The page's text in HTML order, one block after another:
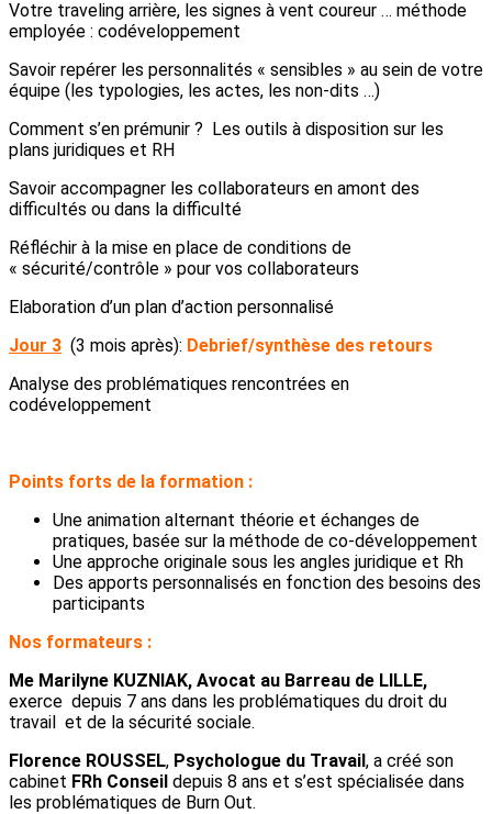
Votre traveling arrière, les signes à vent coureur … méthode
employée : codéveloppement
Savoir repérer les personnalités « sensibles » au sein de votre
équipe (les typologies, les actes, les non-dits …)
Comment s’en prémunir ? Les outils à disposition sur les
plans juridiques et RH
Savoir accompagner les collaborateurs en amont des
difficultés ou dans la difficulté
Réfléchir à la mise en place de conditions de
« sécurité/contrôle » pour vos collaborateurs
Elaboration d’un plan d’action personnalisé
Jour 3 (3 mois après): Debrief/synthèse des retours
Analyse des problématiques rencontrées en
codéveloppement
Points forts de la formation :
Une animation alternant théorie et échanges de
pratiques, basée sur la méthode de co-développement
Une approche originale sous les angles juridique et Rh
Des apports personnalisés en fonction des besoins des
participants
Nos formateurs :
Me Marilyne KUZNIAK, Avocat au Barreau de LILLE,
exerce depuis 7 ans dans les problématiques du droit du
travail et de la sécurité sociale.
Florence ROUSSEL, Psychologue du Travail, a créé son
cabinet FRh Conseil depuis 8 ans et s’est spécialisée dans
les problématiques de Burn Out.